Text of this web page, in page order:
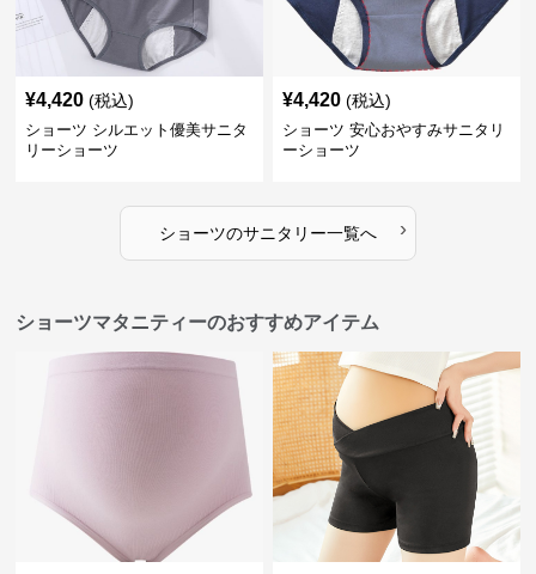
¥4,420 (税込)
ショーツ シルエット優美サニタ
リーショーツ
¥4,420 (税込)
ショーツ 安心おやすみサニタリ
ーショーツ
ショーツのサニタリー一覧へ ›
ショーツマタニティーのおすすめアイテム